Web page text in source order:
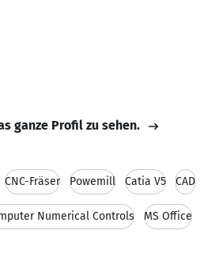
ganze Profil zu sehen.
CNC-Fräser Powemill Catia V5 CAD
Numerical Controls MS Office